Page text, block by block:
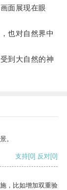
面展现在眼
也对自然界中
到大自然的神
。
支持[0] 反对[0]
，比如增加双重验